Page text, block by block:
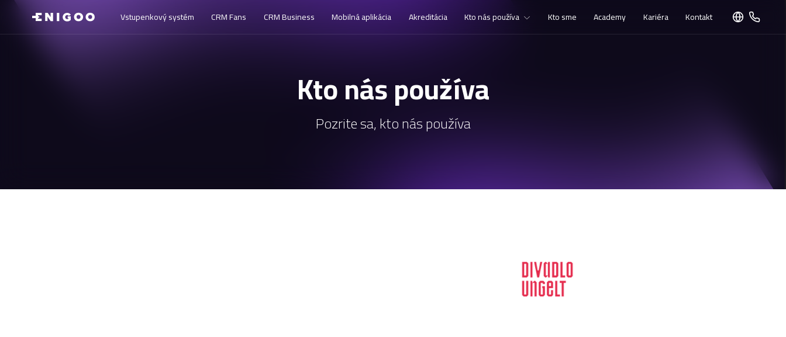
Vstupenkový systém CRM Fans CRM Business Mobilná aplikácia Akreditácia Kto nás používa Kto sme Academy Kariéra Kontakt
Kto nás používa
Pozrite sa, kto nás používa